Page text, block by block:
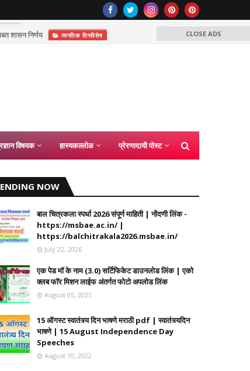
शासन निर्णय जागतिक दिनविशेष
विषयक हास्यकल्लोळ प्रेरणादायी पोस्ट
NOW
बाल चित्रकला स्पर्धा 2026 संपूर्ण माहिती | नोंदणी लिंक -
https://msbae.ac.in/ |
https://balchitrakala2026.msbae.in/
July 22, 2026
एक पेड मॉ के नाम (3.0) सर्टिफिकेट डाउनलोड लिंक | एको
क्लब फॉर मिशन लाईफ अंतर्गत फोटो अपलोड लिंक
August 05, 2025
15 ऑगस्ट स्वातंत्र्य दिन भाषणे मराठी pdf | स्वातंत्र्यदिन
भाषणे | 15 August Independence Day
Speeches
August 10, 2022
CLOSE ADS